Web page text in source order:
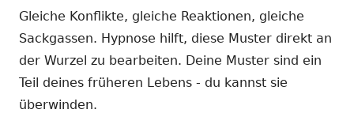
Gleiche Konflikte, gleiche Reaktionen, gleiche
Sackgassen. Hypnose hilft, diese Muster direkt an
der Wurzel zu bearbeiten. Deine Muster sind ein
Teil deines früheren Lebens - du kannst sie
überwinden.